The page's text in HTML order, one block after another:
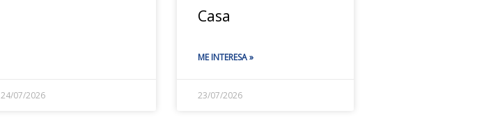
24/07/2026
Casa
ME INTERESA »
23/07/2026